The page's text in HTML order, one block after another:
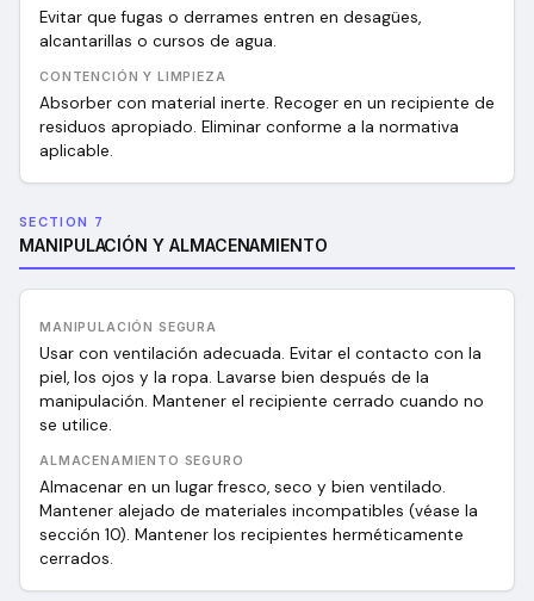
Evitar que fugas o derrames entren en desagües,
alcantarillas o cursos de agua.
CONTENCIÓN Y LIMPIEZA
Absorber con material inerte. Recoger en un recipiente de
residuos apropiado. Eliminar conforme a la normativa
aplicable.
SECTION 7
MANIPULACIÓN Y ALMACENAMIENTO
MANIPULACIÓN SEGURA
Usar con ventilación adecuada. Evitar el contacto con la
piel, los ojos y la ropa. Lavarse bien después de la
manipulación. Mantener el recipiente cerrado cuando no
se utilice.
ALMACENAMIENTO SEGURO
Almacenar en un lugar fresco, seco y bien ventilado.
Mantener alejado de materiales incompatibles (véase la
sección 10). Mantener los recipientes herméticamente
cerrados.